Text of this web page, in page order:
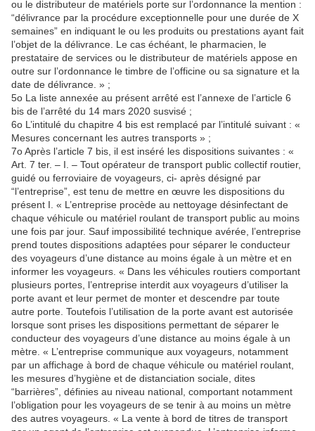
ou le distributeur de matériels porte sur l’ordonnance la mention :
“délivrance par la procédure exceptionnelle pour une durée de X
semaines” en indiquant le ou les produits ou prestations ayant fait
l’objet de la délivrance. Le cas échéant, le pharmacien, le
prestataire de services ou le distributeur de matériels appose en
outre sur l’ordonnance le timbre de l’officine ou sa signature et la
date de délivrance. » ;
5o La liste annexée au présent arrêté est l’annexe de l’article 6
bis de l’arrêté du 14 mars 2020 susvisé ;
6o L’intitulé du chapitre 4 bis est remplacé par l’intitulé suivant : «
Mesures concernant les autres transports » ;
7o Après l’article 7 bis, il est inséré les dispositions suivantes : «
Art. 7 ter. – I. – Tout opérateur de transport public collectif routier,
guidé ou ferroviaire de voyageurs, ci- après désigné par
“l’entreprise”, est tenu de mettre en œuvre les dispositions du
présent I. « L’entreprise procède au nettoyage désinfectant de
chaque véhicule ou matériel roulant de transport public au moins
une fois par jour. Sauf impossibilité technique avérée, l’entreprise
prend toutes dispositions adaptées pour séparer le conducteur
des voyageurs d’une distance au moins égale à un mètre et en
informer les voyageurs. « Dans les véhicules routiers comportant
plusieurs portes, l’entreprise interdit aux voyageurs d’utiliser la
porte avant et leur permet de monter et descendre par toute
autre porte. Toutefois l’utilisation de la porte avant est autorisée
lorsque sont prises les dispositions permettant de séparer le
conducteur des voyageurs d’une distance au moins égale à un
mètre. « L’entreprise communique aux voyageurs, notamment
par un affichage à bord de chaque véhicule ou matériel roulant,
les mesures d’hygiène et de distanciation sociale, dites
“barrières”, définies au niveau national, comportant notamment
l’obligation pour les voyageurs de se tenir à au moins un mètre
des autres voyageurs. « La vente à bord de titres de transport